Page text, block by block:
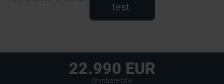
test
22.990 EUR
Oninbare btw